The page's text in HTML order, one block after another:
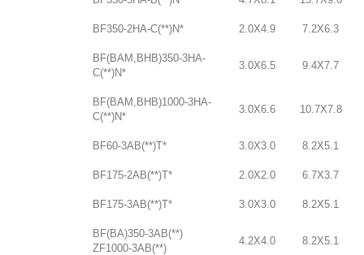
BF350-2HA-C(**)N* 2.0X4.9 7.2X6.3
BF(BAM,BHB)350-3HA-
C(**)N*
3.0X6.5
9.4X7.7
BF(BAM,BHB)1000-3HA-
C(**)N*
3.0X6.6 10.7X7.8
BF60-3AB(**)T* 3.0X3.0 8.2X5.1
BF175-2AB(**)T* 2.0X2.0 6.7X3.7
BF175-3AB(**)T* 3.0X3.0 8.2X5.1
BF(BA)350-3AB(**)
ZF1000-3AB(**)
4.2X4.0 8.2X5.1